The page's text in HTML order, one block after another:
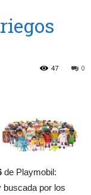
0
47
de Playmobil:
buscada por los